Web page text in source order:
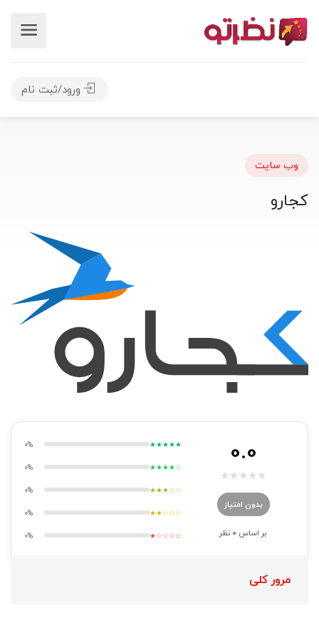
ورود/ثبت نام
وب سایت
کجارو
0.0
★
★
★
★
★
بدون امتیاز
بر اساس 0 نظر
★★★★★
0%
★★★★☆
0%
★★★☆☆
0%
★★☆☆☆
0%
★☆☆☆☆
0%
مرور کلی